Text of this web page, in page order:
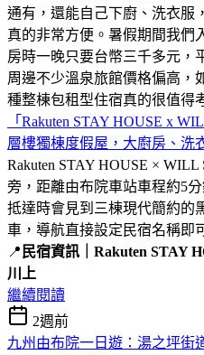
通有，還能自己下廚、洗衣服
真的非常方便。暑假期間我們
房時一晚只要台幣三千多元，
周邊不少溫泉旅館價格偏高，
種整棟包租型住宿真的很值得
「Rakuten STAY HOUSE x
層樓獨棟度假屋，大廚房、洗
Rakuten STAY HOUSE ×
旁，距離由布院車站車程約5
抵達時會見到三棟現代簡約的
車，導航直接設定民宿名稱即
📍 民宿資訊｜Rakuten STAY
川上
繼續閱讀
2週前
九州由布院一日遊：湯之坪街